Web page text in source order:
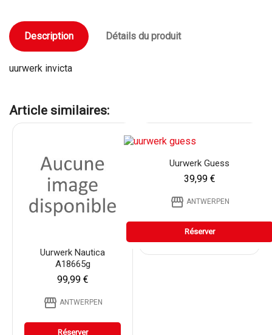
Description Détails du produit
uurwerk invicta
Article similaires:
Uurwerk Nautica
A18665g
99,99 €
storefront ANTWERPEN
Réserver
Uurwerk Guess
39,99 €
storefront ANTWERPEN
Réserver